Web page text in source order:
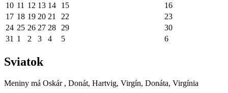
10 11 12 13 14 15
16
17 18 19 20 21 22
23
24 25 26 27 28 29
30
31 1 2 3 4 5 6
Sviatok
Meniny má Oskár , Donát, Hartvig, Virgín, Donáta, Virgínia